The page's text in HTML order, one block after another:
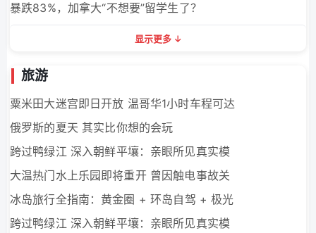
暴跌83%，加拿大“不想要”留学生了？
显示更多
旅游
粟米田大迷宫即日开放 温哥华1小时车程可达
俄罗斯的夏天 其实比你想的会玩
跨过鸭绿江 深入朝鲜平壤：亲眼所见真实模
大温热门水上乐园即将重开 曾因触电事故关
冰岛旅行全指南：黄金圈 + 环岛自驾 + 极光
跨过鸭绿江 深入朝鲜平壤：亲眼所见真实模